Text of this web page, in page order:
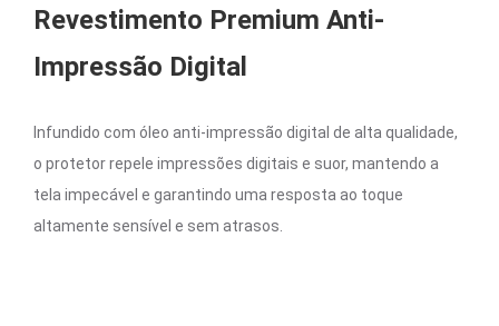
Revestimento Premium Anti-
Impressão Digital
Infundido com óleo anti-impressão digital de alta qualidade,
o protetor repele impressões digitais e suor, mantendo a
tela impecável e garantindo uma resposta ao toque
altamente sensível e sem atrasos.